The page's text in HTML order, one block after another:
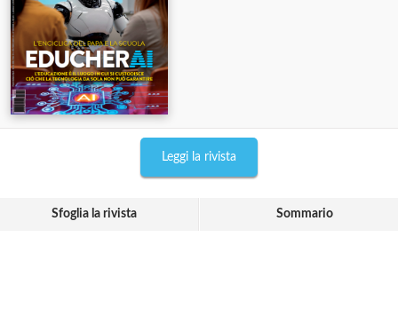
Leggi la rivista
Sfoglia la rivista Sommario